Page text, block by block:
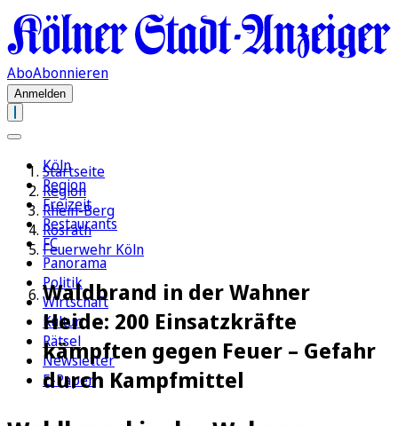
AboAbonnieren
Anmelden
Köln
Region
Freizeit
Restaurants
FC
Panorama
Politik
Wirtschaft
Kultur
Rätsel
Newsletter
E-Paper
Startseite
Region
Rhein-Berg
Rösrath
Feuerwehr Köln
Waldbrand in der Wahner
Heide: 200 Einsatzkräfte
kämpften gegen Feuer – Gefahr
durch Kampfmittel